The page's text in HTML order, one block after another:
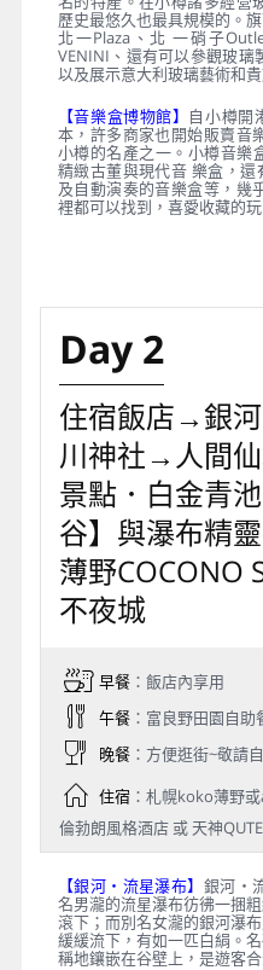
歷史最悠久也最具規模的。
北一Plaza、北 一硝子
VENINI、還有可以參觀玻璃
以及展示意大利玻璃藝術和
【音樂盒博物館】 自小樽開
本，許多商家也開始販賣音
小樽的名產之一。小樽音樂
精緻古董與現代音 樂盒，
及自動演奏的音樂盒等，幾
裡都可以找到，喜愛收藏的
Day 2
住宿飯店→銀
川神社→人間
景點．白金青
谷】與瀑布精
薄野COCONO
不夜城
早餐：飯店內享用
午餐：富良野田園自助
晚餐：方便逛街~敬請
住宿：札幌koko薄野或
倫勃朗風格酒店 或 天神
【銀河・流星瀑布】 銀河・
名男瀧的流星瀑布彷彿一捆
滾下；而別名女瀧的銀河瀑
緩緩流下，有如一匹白絹。
稱地鑲嵌在谷壁上，是遊客